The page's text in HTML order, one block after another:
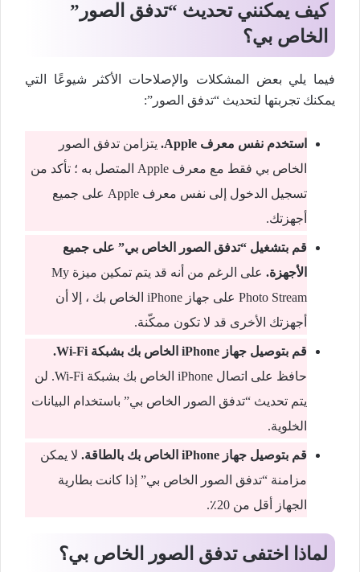
كيف يمكنني تحديث “تدفق الصور”
الخاص بي؟
فيما يلي بعض المشكلات والإصلاحات الأكثر شيوعًا التي
يمكنك تجربتها لتحديث “تدفق الصور”:
استخدم نفس معرف
يتزامن تدفق الصور
الخاص بي فقط مع معرف Apple المتصل به ؛ تأكد من
تسجيل الدخول إلى نفس معرف Apple على جميع
أجهزتك.
قم بتشغيل “تدفق الصور الخاص بي” على جميع
الأجهزة.
على الرغم من أنه قد يتم تمكين ميزة My
Photo Stream على جهاز iPhone الخاص بك ، إلا أن
أجهزتك الأخرى قد لا تكون ممكّنة.
قم بتوصيل جهاز الخاص بك بشبكة
حافظ على اتصال iPhone الخاص بك بشبكة Wi-Fi. لن
يتم تحديث “تدفق الصور الخاص بي” باستخدام البيانات
الخلوية.
قم بتوصيل جهاز الخاص بك بالطاقة. لا يمكن
مزامنة “تدفق الصور الخاص بي” إذا كانت بطارية
الجهاز أقل من 20٪.
لماذا اختفى تدفق الصور الخاص بي؟